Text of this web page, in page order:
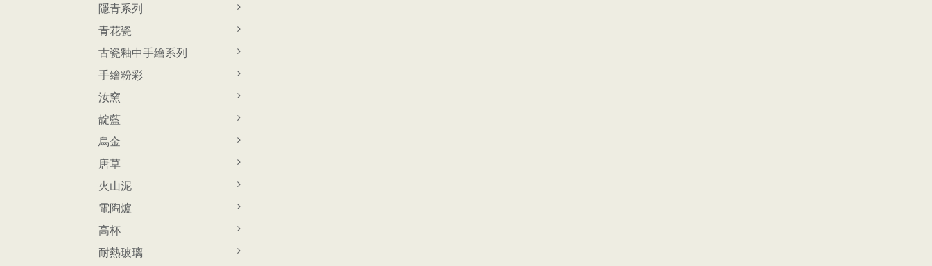
隱青系列
青花瓷
古瓷釉中手繪系列
手繪粉彩
汝窯
靛藍
烏金
唐草
火山泥
電陶爐
高杯
耐熱玻璃